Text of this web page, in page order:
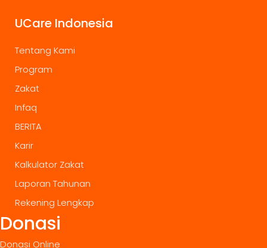
UCare Indonesia
Tentang Kami
Program
Zakat
Infaq
BERITA
Karir
Kalkulator Zakat
Laporan Tahunan
Rekening Lengkap
Donasi
Donasi Online